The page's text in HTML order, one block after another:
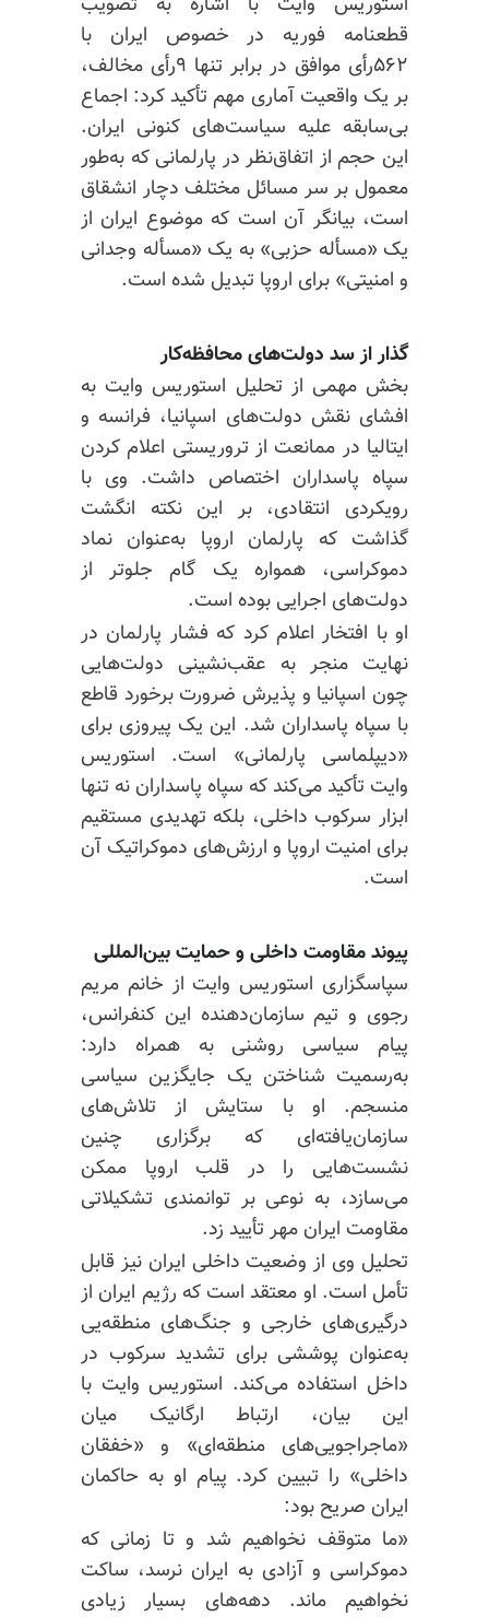
قطعنامه فوریه در خصوص ایران با
۵۶۲رأی موافق در برابر تنها ۹رأی مخالف،
بر یک واقعیت آماری مهم تأکید کرد: اجماع
بی‌سابقه علیه سیاست‌های کنونی ایران.
این حجم از اتفاق‌نظر در پارلمانی که به‌طور
معمول بر سر مسائل مختلف دچار انشقاق
است، بیانگر آن است که موضوع ایران از
یک «مسأله حزبی» به یک «مسأله وجدانی
و امنیتی» برای اروپا تبدیل شده است.
گذار از سد دولت‌های محافظه‌کار
بخش مهمی از تحلیل استوریس وایت به
افشای نقش دولت‌های اسپانیا، فرانسه و
ایتالیا در ممانعت از تروریستی اعلام کردن
سپاه پاسداران اختصاص داشت. وی با
رویکردی انتقادی، بر این نکته انگشت
گذاشت که پارلمان اروپا به‌عنوان نماد
دموکراسی، همواره یک گام جلوتر از
دولت‌های اجرایی بوده است.
او با افتخار اعلام کرد که فشار پارلمان در
نهایت منجر به عقب‌نشینی دولت‌هایی
چون اسپانیا و پذیرش ضرورت برخورد قاطع
با سپاه پاسداران شد. این یک پیروزی برای
«دیپلماسی پارلمانی» است. استوریس
وایت تأکید می‌کند که سپاه پاسداران نه تنها
ابزار سرکوب داخلی، بلکه تهدیدی مستقیم
برای امنیت اروپا و ارزش‌های دموکراتیک آن
است.
پیوند مقاومت داخلی و حمایت بین‌المللی
سپاسگزاری استوریس وایت از خانم مریم
رجوی و تیم سازمان‌دهنده این کنفرانس،
پیام سیاسی روشنی به همراه دارد:
به‌رسمیت شناختن یک جایگزین سیاسی
منسجم. او با ستایش از تلاش‌های
سازمان‌یافته‌ای که برگزاری چنین
نشست‌هایی را در قلب اروپا ممکن
می‌سازد، به نوعی بر توانمندی تشکیلاتی
مقاومت ایران مهر تأیید زد.
تحلیل وی از وضعیت داخلی ایران نیز قابل
تأمل است. او معتقد است که رژیم ایران از
درگیری‌های خارجی و جنگ‌های منطقه‌یی
به‌عنوان پوششی برای تشدید سرکوب در
داخل استفاده می‌کند. استوریس وایت با
این بیان، ارتباط ارگانیک میان
«ماجراجویی‌های منطقه‌ای» و «خفقان
داخلی» را تبیین کرد. پیام او به حاکمان
ایران صریح بود:
«ما متوقف نخواهیم شد و تا زمانی که
دموکراسی و آزادی به ایران نرسد، ساکت
نخواهیم ماند. دهه‌های بسیار زیادی